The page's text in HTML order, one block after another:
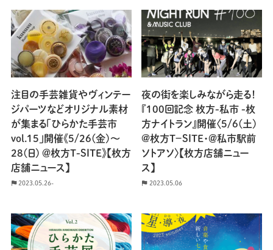
注目の手芸雑貨やヴィンテー
ジパーツなどオリジナル素材
が集まる「ひらかた手芸市
vol.15」開催《5/26(金)〜
28(日) ＠枚方T-SITE》【枚方
店舗ニュース】
2023.05.26-
夜の街を楽しみながら走る！
『100回記念 枚方-私市 -枚
方ナイトラン』開催〈5/6(土)
@枚方T−SITE・＠私市駅前
ソトアソ〉【枚方店舗ニュー
ス】
2023.05.06